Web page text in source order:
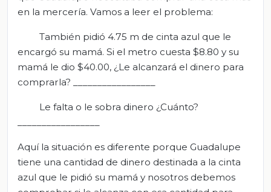
en la mercería. Vamos a leer el problema:
También pidió 4.75 m de cinta azul que le
encargó su mamá. Si el metro cuesta $8.80 y su
mamá le dio $40.00, ¿Le alcanzará el dinero para
comprarla? _________________
Le falta o le sobra dinero ¿Cuánto?
Aquí la situación es diferente porque Guadalupe
tiene una cantidad de dinero destinada a la cinta
azul que le pidió su mamá y nosotros debemos